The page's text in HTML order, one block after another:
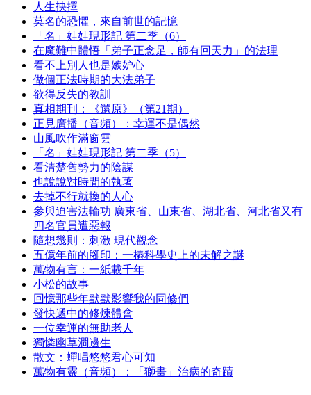
人生抉擇
莫名的恐懼，來自前世的記憶
「名」娃娃現形記 第二季（6）
在魔難中體悟「弟子正念足，師有回天力」的法理
看不上別人也是嫉妒心
做個正法時期的大法弟子
欲得反失的教訓
真相期刊：《還原》（第21期）
正見廣播（音頻）：幸運不是偶然
山風吹作滿窗雲
「名」娃娃現形記 第二季（5）
看清楚舊勢力的陰謀
也說說對時間的執著
去掉不行就換的人心
參與迫害法輪功 廣東省、山東省、湖北省、河北省又有
四名官員遭惡報
隨想幾則：刺激 現代觀念
五億年前的腳印：一樁科學史上的未解之謎
萬物有言：一紙載千年
小松的故事
回憶那些年默默影響我的同修們
發快遞中的修煉體會
一位幸運的無助老人
獨憐幽草澗邊生
散文：蟬唱悠悠君心可知
萬物有靈（音頻）：「獅畫」治病的奇蹟